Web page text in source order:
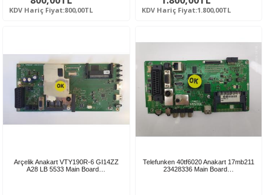
KDV Hariç Fiyat:800,00TL KDV Hariç Fiyat:1.800,00TL
Arçelik Anakart VTY190R-6 GI14ZZ
A28 LB 5533 Main Board…
Telefunken 40tf6020 Anakart 17mb211
23428336 Main Board…